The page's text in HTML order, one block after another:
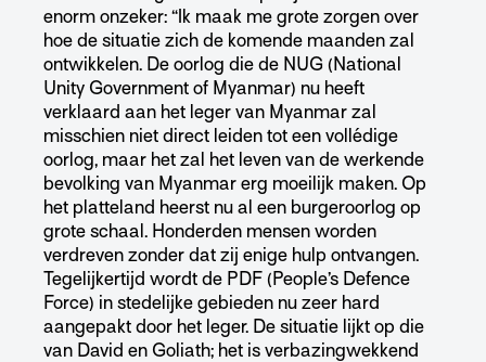
enorm onzeker: “Ik maak me grote zorgen over
hoe de situatie zich de komende maanden zal
ontwikkelen. De oorlog die de NUG (National
Unity Government of Myanmar) nu heeft
verklaard aan het leger van Myanmar zal
misschien niet direct leiden tot een vollédige
oorlog, maar het zal het leven van de werkende
bevolking van Myanmar erg moeilijk maken. Op
het platteland heerst nu al een burgeroorlog op
grote schaal. Honderden mensen worden
verdreven zonder dat zij enige hulp ontvangen.
Tegelijkertijd wordt de PDF (People’s Defence
Force) in stedelijke gebieden nu zeer hard
aangepakt door het leger. De situatie lijkt op die
van David en Goliath; het is verbazingwekkend